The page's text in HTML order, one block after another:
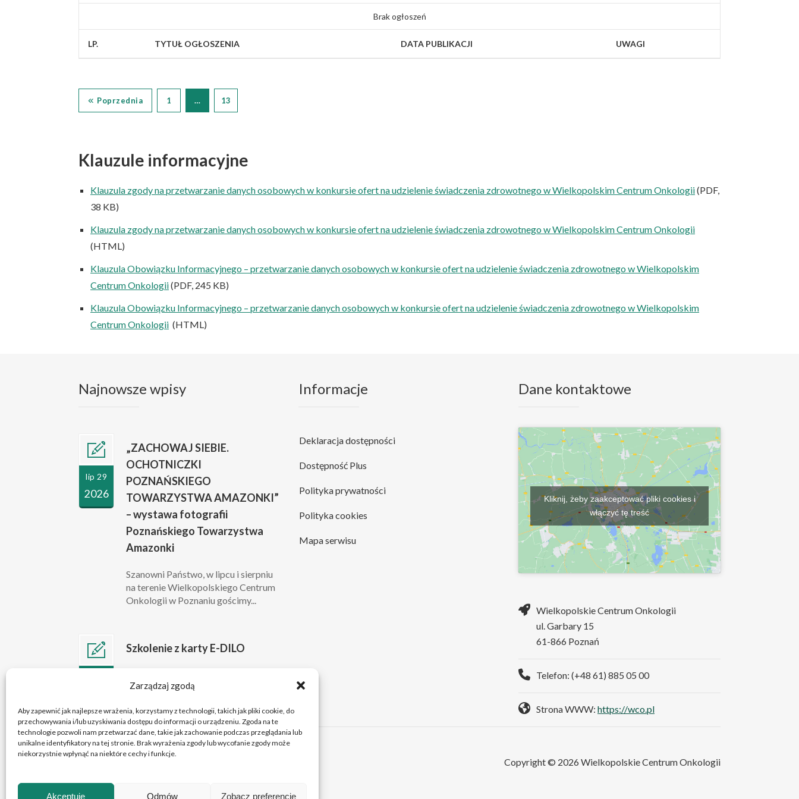
Zarządzaj zgodą
Aby zapewnić jak najlepsze wrażenia, korzystamy z technologii, takich jak pliki cookie, do
przechowywania i/lub uzyskiwania dostępu do informacji o urządzeniu. Zgoda na te
technologie pozwoli nam przetwarzać dane, takie jak zachowanie podczas przeglądania lub
unikalne identyfikatory na tej stronie. Brak wyrażenia zgody lub wycofanie zgody może
niekorzystnie wpłynąć na niektóre cechy i funkcje.
Akceptuję Odmów Zobacz preferencje
LP. TYTUŁ OGŁOSZENIA DATA PUBLIKACJI UWAGI
Brak ogłoszeń
Poprzednia 1 … 13
Klauzule informacyjne
Klauzula zgody na przetwarzanie danych osobowych w konkursie ofert na udzielenie świadczenia zdrowotnego w Wielkopolskim Centrum Onkologii(PDF,
38 KB)
Klauzula zgody na przetwarzanie danych osobowych w konkursie ofert na udzielenie świadczenia zdrowotnego w Wielkopolskim Centrum Onkologii
(HTML)
Klauzula Obowiązku Informacyjnego – przetwarzanie danych osobowych w konkursie ofert na udzielenie świadczenia zdrowotnego w Wielkopolskim
Centrum Onkologii(PDF, 245 KB)
Klauzula Obowiązku Informacyjnego – przetwarzanie danych osobowych w konkursie ofert na udzielenie świadczenia zdrowotnego w Wielkopolskim
Centrum Onkologii (HTML)
Najnowsze wpisy
lip 29
2026
„ZACHOWAJ SIEBIE.
OCHOTNICZKI
POZNAŃSKIEGO
TOWARZYSTWA AMAZONKI”
– wystawa fotografii
Poznańskiego Towarzystwa
Amazonki
Szanowni Państwo, w lipcu i sierpniu
na terenie Wielkopolskiego Centrum
Onkologii w Poznaniu gościmy...
Szkolenie z karty E-DILO
przygotowaniami do wejścia w życie
Informacje
Deklaracja dostępności
Dostępność Plus
Polityka prywatności
Polityka cookies
Mapa serwisu
Dane kontaktowe
Kliknij, żeby zaakceptować pliki cookies i
włączyć tę treść
Wielkopolskie Centrum Onkologii
ul. Garbary 15
61-866 Poznań
Telefon: (+48 61) 885 05 00
Strona WWW: https://wco.pl
Copyright © 2026 Wielkopolskie Centrum Onkologii